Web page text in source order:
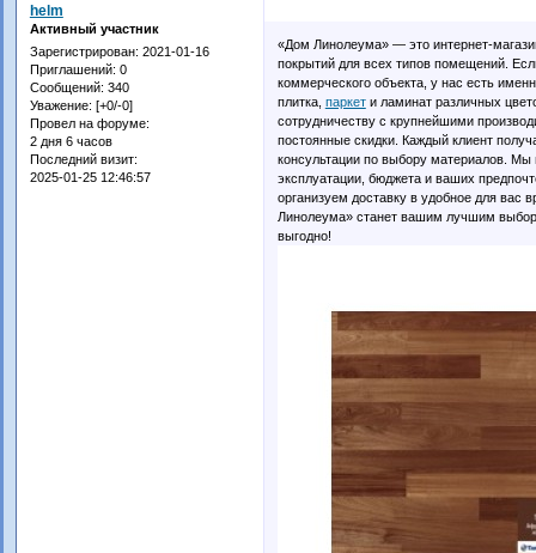
helm
Активный участник
Зарегистрирован: 2021-01-16
Приглашений: 0
Сообщений: 340
Уважение: [+0/-0]
Провел на форуме:
2 дня 6 часов
Последний визит:
2025-01-25 12:46:57
«Дом Линолеума» — это интернет-
покрытий для всех типов помещений.
коммерческого объекта, у нас есть
плитка, паркети ламинат различных
сотрудничеству с крупнейшими
постоянные скидки. Каждый клиент
консультации по выбору материалов.
эксплуатации, бюджета и ваших
организуем доставку в удобное для вас
Линолеума» станет вашим лучшим
выгодно!